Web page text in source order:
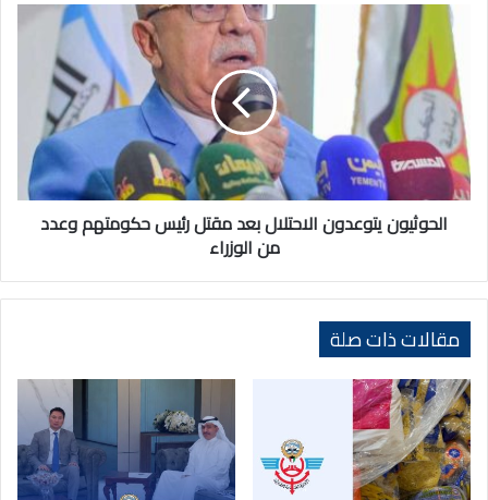
الحوثيون
يتوعدون
الاحتلال
بعد
مقتل
رئيس
حكومتهم
وعدد
من
الوزراءالحوثيون يتوعدون الاحتلال بعد مقتل رئيس حكومتهم وعدد
من الوزراء
مقالات ذات صلة